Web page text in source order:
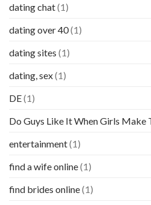
dating chat(1)
dating over 40(1)
dating sites (1)
dating, sex(1)
DE(1)
Do Guys Like It When Girls Make
entertainment(1)
find a wife online(1)
find brides online(1)